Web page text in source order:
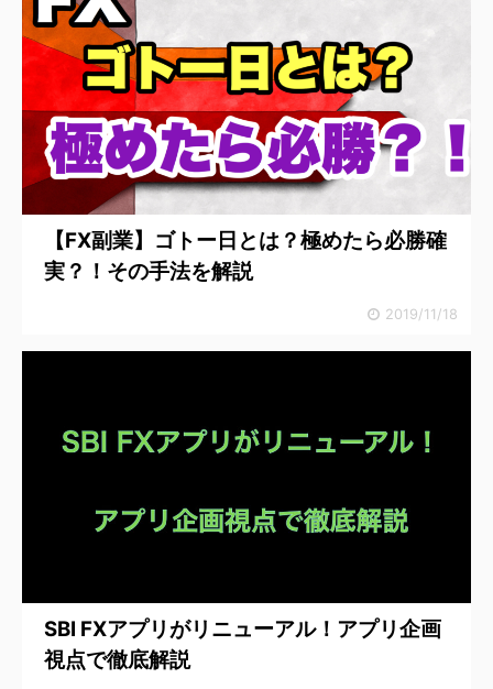
【FX副業】ゴトー日とは？極めたら必勝確
実？！その手法を解説
2019/11/18
SBI FXアプリがリニューアル！アプリ企画
視点で徹底解説